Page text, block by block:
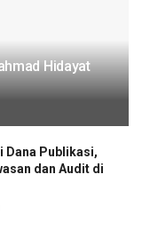
Hidayat
Dana Publikasi,
dan Audit di